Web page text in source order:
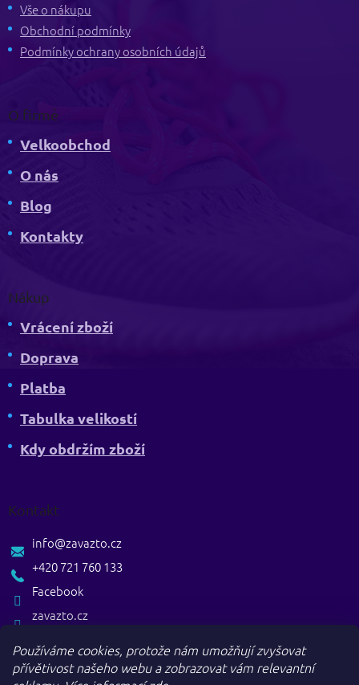
Používáme cookies, protože nám umožňují zvyšovat
přívětivost našeho webu a zobrazovat vám relevantní
Vše o nákupu
Obchodní podmínky
Podmínky ochrany osobních údajů
O firmě
Velkoobchod
O nás
Blog
Kontakty
Nákup
Vrácení zboží
Doprava
Platba
Tabulka velikostí
Kdy obdržím zboží
Kontakt
zavazto.cz
info@zavazto.cz
+420 721 760 133
Facebook